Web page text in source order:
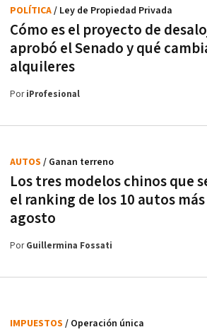
Cómo es el proyecto de
aprobó el Senado y qué
alquileres
POLÍTICA/ Ley de Propiedad Privada
PoriProfesional
Los tres modelos chinos que
el ranking de los 10 autos
agosto
AUTOS / Ganan terreno
PorGuillermina Fossati
IMPUESTOS / Operación única